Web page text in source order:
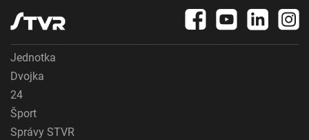
Jednotka
Dvojka
24
Šport
Správy STVR